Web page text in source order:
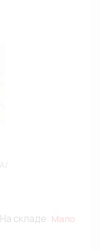
На складе: Мало